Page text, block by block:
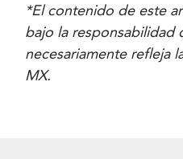
*El contenido de este
bajo la responsabilidad
necesariamente refleja
MX.